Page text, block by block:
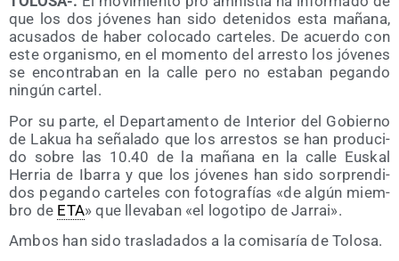
que los dos jóve­nes han sido dete­ni­dos esta maña­na,
acu­sa­dos de haber colo­ca­do car­te­les. De acuer­do con
este orga­nis­mo, en el momen­to del arres­to los jóve­nes
se encon­tra­ban en la calle pero no esta­ban pegan­do
nin­gún cartel.
Por su par­te, el Depar­ta­men­to de Inte­rior del Gobierno
de Lakua ha seña­la­do que los arres­tos se han pro­du­ci­
do sobre las 10.40 de la maña­na en la calle Eus­kal
Herria de Iba­rra y que los jóve­nes han sido sor­pren­di­
dos pegan­do car­te­les con foto­gra­fías «de algún miem­
bro de ETA» que lle­va­ban «el logo­ti­po de Jarrai».
Ambos han sido tras­la­da­dos a la comi­sa­ría de Tolosa.